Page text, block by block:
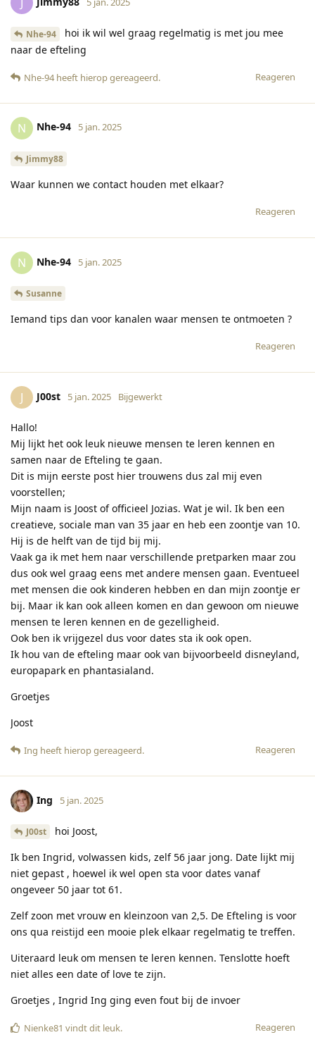
Nhe-94
hoi ik wil wel graag regelmatig is met jou mee
naar de efteling
Reageren
Nhe-94heeft hierop gereageerd.
N Nhe-94 5 jan. 2025
Jimmy88
Waar kunnen we contact houden met elkaar?
Reageren
N Nhe-94 5 jan. 2025
Susanne
Iemand tips dan voor kanalen waar mensen te ontmoeten ?
Reageren
J J00st 5 jan. 2025 Bijgewerkt
Hallo!
Mij lijkt het ook leuk nieuwe mensen te leren kennen en
samen naar de Efteling te gaan.
Dit is mijn eerste post hier trouwens dus zal mij even
voorstellen;
Mijn naam is Joost of officieel Jozias. Wat je wil. Ik ben een
creatieve, sociale man van 35 jaar en heb een zoontje van 10.
Hij is de helft van de tijd bij mij.
Vaak ga ik met hem naar verschillende pretparken maar zou
dus ook wel graag eens met andere mensen gaan. Eventueel
met mensen die ook kinderen hebben en dan mijn zoontje er
bij. Maar ik kan ook alleen komen en dan gewoon om nieuwe
mensen te leren kennen en de gezelligheid.
Ook ben ik vrijgezel dus voor dates sta ik ook open.
Ik hou van de efteling maar ook van bijvoorbeeld disneyland,
europapark en phantasialand.
Groetjes
Joost
Reageren
Ing heeft hierop gereageerd.
Ing 5 jan. 2025
J00st
hoi Joost,
Ik ben Ingrid, volwassen kids, zelf 56 jaar jong. Date lijkt mij
niet gepast , hoewel ik wel open sta voor dates vanaf
ongeveer 50 jaar tot 61.
Zelf zoon met vrouw en kleinzoon van 2,5. De Efteling is voor
ons qua reistijd een mooie plek elkaar regelmatig te treffen.
Uiteraard leuk om mensen te leren kennen. Tenslotte hoeft
niet alles een date of love te zijn.
Groetjes , Ingrid Ing ging even fout bij de invoer
Reageren
Nienke81 vindt dit leuk.